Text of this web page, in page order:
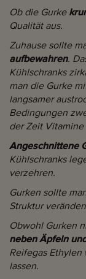
Ob die Gurke
Qualität aus.
Zuhause sollte
aufbewahren.
Kühlschranks
man die Gurke
langsamer
Bedingungen
der Zeit
Angeschnittene
Kühlschranks
verzehren.
Gurken sollte
Struktur
Obwohl Gurken
neben Äpfeln
Reifegas
lassen.